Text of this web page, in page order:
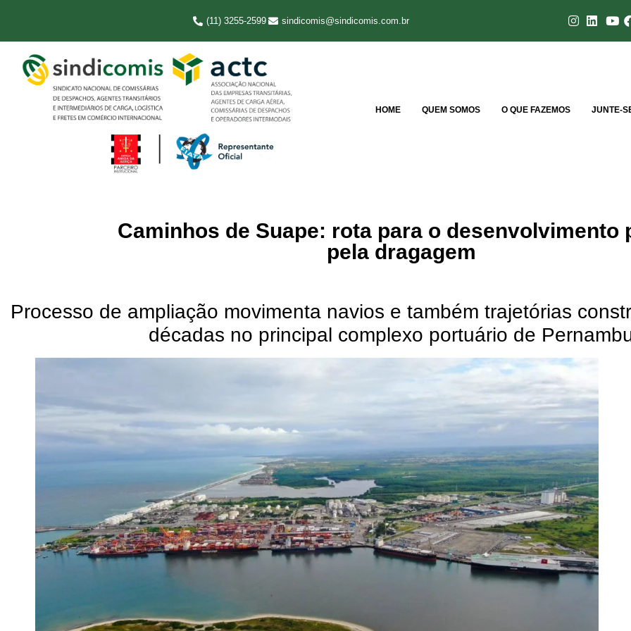
(11) 3255-2599 sindicomis@sindicomis.com.br
HOME QUEM SOMOS O QUE FAZEMOS JUNTE-
Caminhos de Suape: rota para o desenvolvimento
pela dragagem
Processo de ampliação movimenta navios e também trajetórias
décadas no principal complexo portuário de